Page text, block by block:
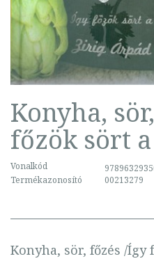
Konyha,
főzök sört
Vonalkód
Termékazonosító
00213279
Konyha, sör, főzés /